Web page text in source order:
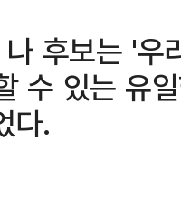
후보는 '
수 있는 유
다.